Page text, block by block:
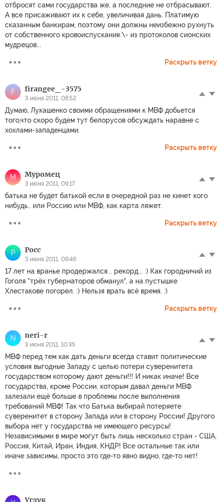
отбросят сами государства же, а последние не отбрасывают.
А все присаживают их к себе, увеличивая дань. Платимую
сказанным банкирам, поэтому они должны неизбежно рухнуть
от собственного кровоиспускания.\- из протоколов сионских
мудрецов...
Раскрыть ветку
F firangee_-3575
3 июня 2011, 08:52
Думаю, Лукашенко своими обращениями к МВФ добьется
того,что скоро будем тут белорусов обсуждать наравне с
хохлами-западенцами.
Раскрыть ветку
М Муромец
3 июня 2011, 09:17
батька не будет батькой если в очередной раз не кинет кого
нибудь.. или Россию или МВФ, как карта ляжет.
Раскрыть ветку
P Pocc
3 июня 2011, 09:46
17 лет на вранье продержался... рекорд... :) Как городничий из
Гоголя "трёх губернаторов обманул", а на пустышке
Хлестакове погорел. :) Нельзя врать всё время. :)
Раскрыть ветку
N neri-r
3 июня 2011, 10:35
МВФ перед тем как дать деньги всегда ставит политические
условия выгодные Западу с целью потери суверенитета
государством которому дают деньги!!! И никак иначе! Все
государства, кроме России, которым давал деньги МВФ
залезали ещё больше в проблемы после выполнения
требований МВФ! Так что Батька выбирай потеряете
суверенитет в сторону Запада или в сторону России! Другого
выбора нет у государства не имеющего ресурсы!
Независимыми в мире могут быть лишь несколько стран - США,
Россия, Китай, Иран, Индия, КНДР! Все остальные так или
иначе зависимы, просто это где-то явно видно, где-то нет!
Углук